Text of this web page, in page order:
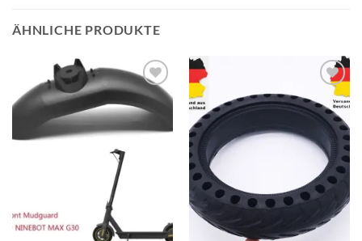
ÄHNLICHE PRODUKTE
Auf die
Wunschliste
Auf die
Wunschliste